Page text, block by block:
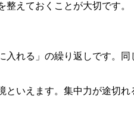
えておくことが大切です。
れる」の繰り返しです。同
といえます。集中力が途切れ